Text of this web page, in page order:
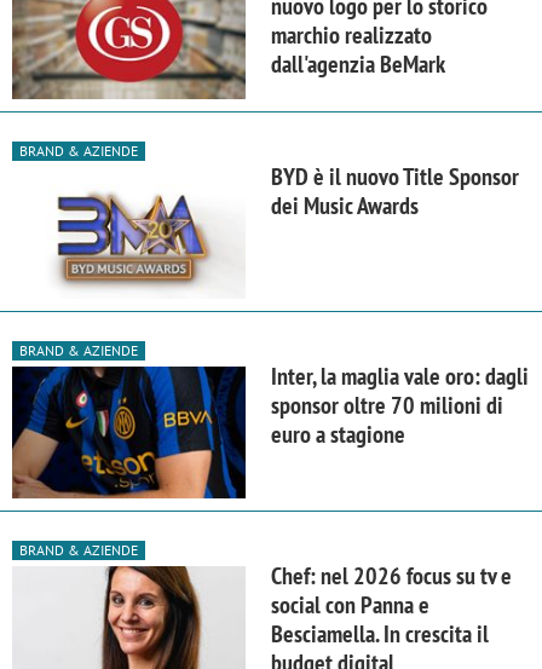
marchio realizzato
dall'agenzia BeMark
BRAND & AZIENDE
BYD è il nuovo Title Sponsor
dei Music Awards
BRAND & AZIENDE
Inter, la maglia vale oro: dagli
sponsor oltre 70 milioni di
euro a stagione
BRAND & AZIENDE
Chef: nel 2026 focus su tv e
social con Panna e
Besciamella. In crescita il